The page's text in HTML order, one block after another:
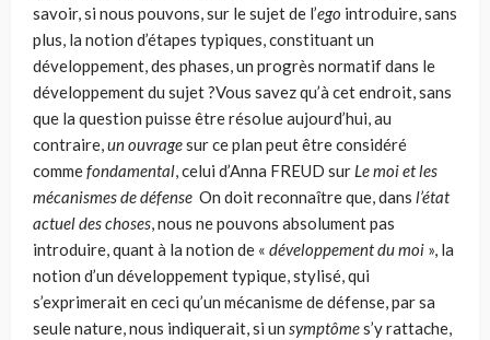
savoir, si nous pouvons, sur le sujet de l’ego introduire, sans
plus, la notion d’étapes typiques, constituant un
développement, des phases, un progrès normatif dans le
développement du sujet ?Vous savez qu’à cet endroit, sans
que la question puisse être résolue aujour­d’hui, au
contraire,un ouvragesur ce plan peut être considéré
commefonda­mental, celui d’Anna FREUD sur Le moi et les
mécanismes de défense On doit reconnaître que, dans l’état
actuel des choses, nous ne pouvons absolument pas
introduire, quant à la notion de « développement du moi », la
notion d’un déve­loppement typique, stylisé, qui
s’exprimerait en ceci qu’un mécanisme de défense, par sa
seule nature, nous indiquerait, si un symptômes’y rattache,